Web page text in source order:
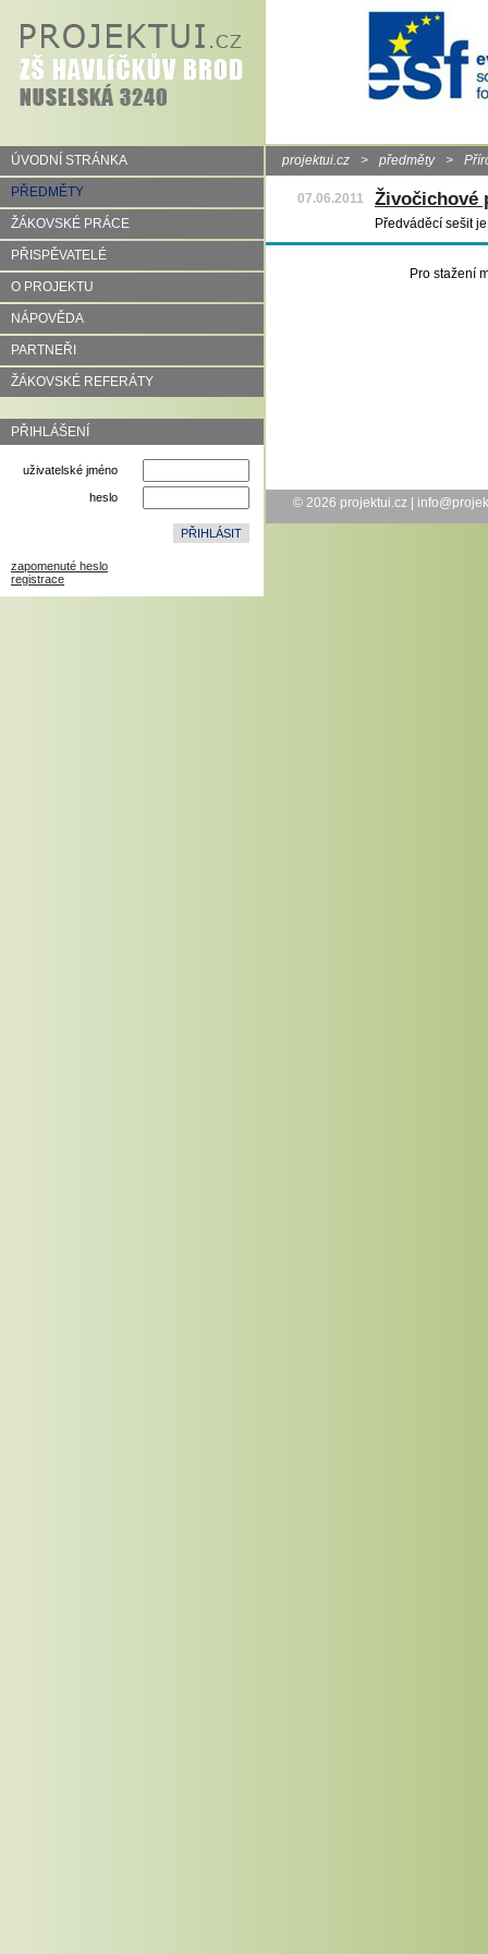
ÚVODNÍ STRÁNKA
PŘEDMĚTY
ŽÁKOVSKÉ PRÁCE
PŘISPĚVATELÉ
O PROJEKTU
NÁPOVĚDA
PARTNEŘI
ŽÁKOVSKÉ REFERÁTY
PŘIHLÁŠENÍ
uživatelské jméno
heslo
zapomenuté heslo
registrace
projektui.cz > předměty >
07.06.2011 Živočichové
Předváděcí sešit
Pro stažení
© 2026 projektui.cz